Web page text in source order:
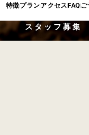
特徴プランアクセスFAQご
スタッフ募集